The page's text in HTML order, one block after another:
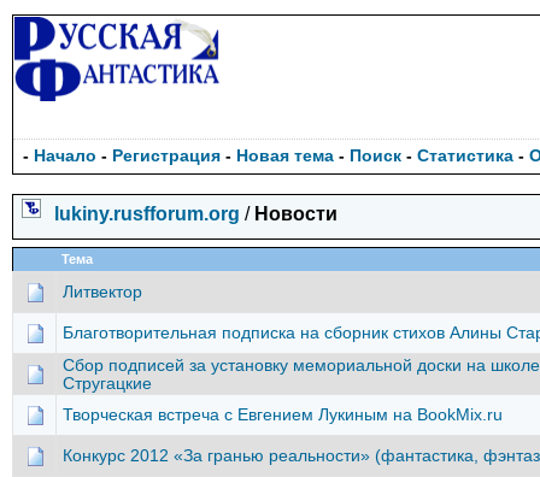
- Начало - Регистрация - Новая тема - Поиск - Статистика -
lukiny.rusfforum.org / Новости
Тема
Литвектор
Благотворительная подписка на сборник стихов Алины
Сбор подписей за установку мемориальной доски на
Стругацкие
Творческая встреча с Евгением Лукиным на BookMix.ru
Конкурс 2012 «За гранью реальности» (фантастика,